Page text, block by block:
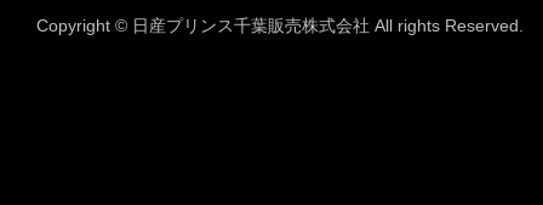
Copyright © 日産プリンス千葉販売株式会社 All rights Reserved.